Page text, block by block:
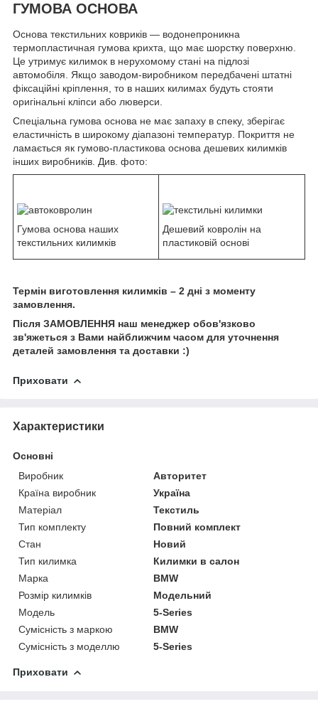
ГУМОВА ОСНОВА
Основа текстильних ковриків — водонепроникна
термопластичная гумова крихта, що має шорстку поверхню.
Це утримує килимок в нерухомому стані на підлозі
автомобіля. Якщо заводом-виробником передбачені штатні
фіксаційні кріплення, то в наших килимах будуть стояти
оригінальні кліпси або люверси.
Спеціальна гумова основа не має запаху в спеку, зберігає
еластичність в широкому діапазоні температур. Покриття не
ламається як гумово-пластикова основа дешевих килимків
інших виробників. Див. фото:
Гумова основа наших
текстильних килимків
Дешевий ковролін на
пластиковій основі
Термін виготовлення килимків – 2 дні з моменту
замовлення.
Після ЗАМОВЛЕННЯ наш менеджер обов'язково
зв'яжеться з Вами найближчим часом для уточнення
деталей замовлення та доставки :)
Приховати
Характеристики
Основні
Виробник
Авторитет
Країна виробник
Україна
Матеріал
Текстиль
Тип комплекту
Повний комплект
Стан
Новий
Тип килимка
Килимки в салон
Марка
BMW
Розмір килимків
Модельний
Модель
5-Series
Сумісність з маркою
BMW
Сумісність з моделлю
5-Series
Приховати